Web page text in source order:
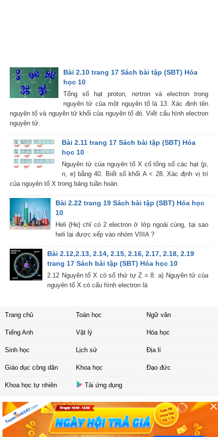
Bài 2.10 trang 17 Sách bài tập (SBT) Hóa
học 10
Tổng số hạt proton, nơtron và electron trong
nguyên tử của một nguyên tố là 13. Xác định tên
nguyên tố và nguyên tử khối của nguyên tố đó. Viết cấu hình electron
nguyên tử.
Bài 2.11 trang 17 Sách bài tập (SBT) Hóa
học 10
Nguyên tử của nguyên tố X cố tổng số các hạt (p,
n, e) bằng 40. Biết số khối A < 28. Xác định vị trí
của nguyên tố X trong bảng tuần hoàn.
Bài 2.22 trang 19 Sách bài tập (SBT) Hóa học
10
Heli (He) chỉ có 2 electron ở lớp ngoài cùng, tại sao
heli lại được xếp vào nhóm VIIIA ?
Bài 2.12,2.13, 2.14, 2.15, 2.16, 2.17, 2.18, 2.19
trang 17 Sách bài tập (SBT) Hóa học 10
2.12 Nguyên tố X có số thứ tự Z = 8. a) Nguyên tử của
nguyên tố X có cấu hình electron là
Trang chủ Toán học Ngữ văn
Tiếng Anh Vật lý Hóa học
Sinh học Lịch sử Địa lí
Giáo dục công dân Khoa học Đạo đức
Khoa học tự nhiên Tải ứng dụng
Liên hệ|Chính sách
Copyright ©2017 Sachbaitap.com